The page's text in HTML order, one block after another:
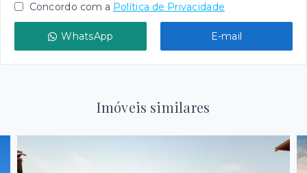
Concordo com a Política de Privacidade
WhatsApp E-mail
Imóveis similares